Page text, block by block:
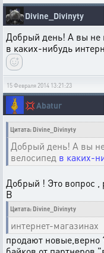
Divine_Divinyty
Добрый день! А вы не
в каких-нибудь
15 Февраля 2014 13:21:23
💢Abatur
Цитата: Divine_Divinyty
Добрый день! А вы
велосипед в каких-
Добрый ! Это вопрос ,
В
Цитата: Divine_Divinyty
интернет-магазинах
продают новые,верно